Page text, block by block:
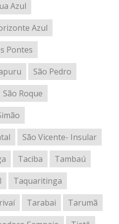
Azul
Azul
Pontes
São Pedro
São Roque
São Vicente- Insular
Taciba
Tambaú
Taquaritinga
Tarabai
Tarumã